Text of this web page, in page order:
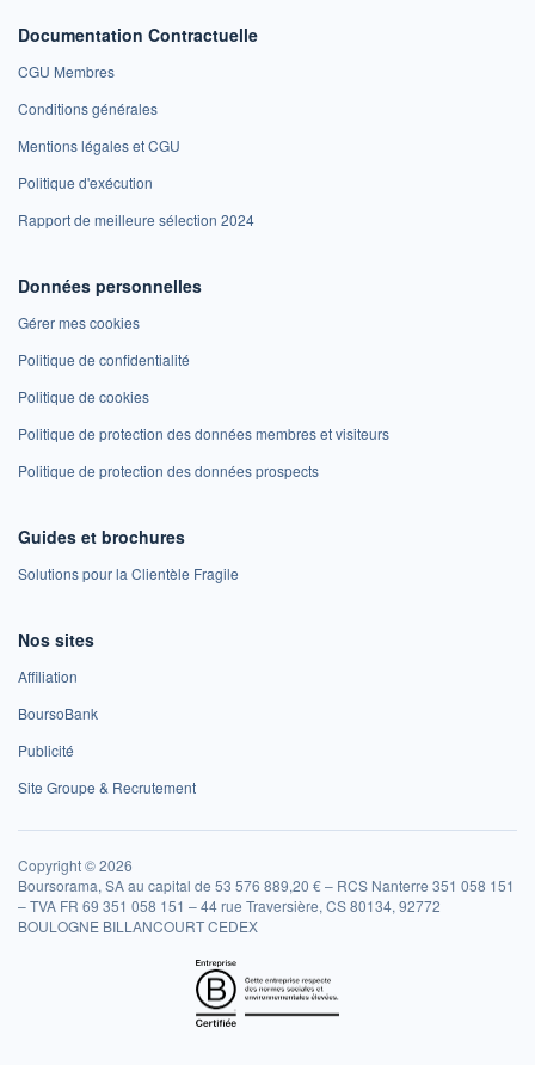
Documentation Contractuelle
CGU Membres
Conditions générales
Mentions légales et CGU
Politique d'exécution
Rapport de meilleure sélection 2024
Données personnelles
Gérer mes cookies
Politique de confidentialité
Politique de cookies
Politique de protection des données membres et visiteurs
Politique de protection des données prospects
Guides et brochures
Solutions pour la Clientèle Fragile
Nos sites
Affiliation
BoursoBank
Publicité
Site Groupe & Recrutement
Copyright © 2026
Boursorama, SA au capital de 53 576 889,20 € – RCS Nanterre 351 058 151
– TVA FR 69 351 058 151 – 44 rue Traversière, CS 80134, 92772
BOULOGNE BILLANCOURT CEDEX